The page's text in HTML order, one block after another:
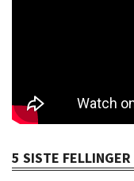
5 SISTE FELLINGER